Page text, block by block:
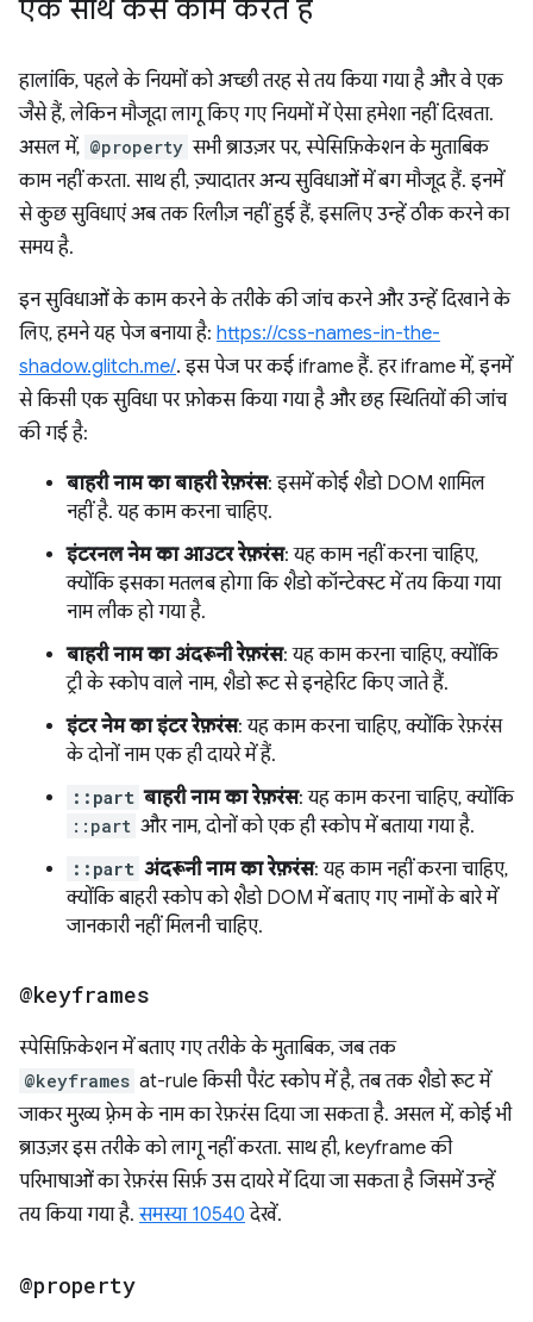
एक साथ कैसे काम करते हैं
हालांकि, पहले के नियमों को अच्छी तरह से तय किया गया है और वे एक
जैसे हैं, लेकिन मौजूदा लागू किए गए नियमों में ऐसा हमेशा नहीं दिखता.
असल में, @property सभी ब्राउज़र पर, स्पेसिफ़िकेशन के मुताबिक
काम नहीं करता. साथ ही, ज़्यादातर अन्य सुविधाओं में बग मौजूद हैं. इनमें
से कुछ सुविधाएं अब तक रिलीज़ नहीं हुई हैं, इसलिए उन्हें ठीक करने का
समय है.
इन सुविधाओं के काम करने के तरीके की जांच करने और उन्हें दिखाने के
लिए, हमने यह पेज बनाया है: https://css-names-in-the-
shadow.glitch.me/. इस पेज पर कई iframe हैं. हर iframe में, इनमें
से किसी एक सुविधा पर फ़ोकस किया गया है और छह स्थितियों की जांच
की गई है:
बाहरी नाम का बाहरी रेफ़रंस: इसमें कोई शैडो DOM शामिल
नहीं है. यह काम करना चाहिए.
इंटरनल नेम का आउटर रेफ़रंस: यह काम नहीं करना चाहिए,
क्योंकि इसका मतलब होगा कि शैडो कॉन्टेक्स्ट में तय किया गया
नाम लीक हो गया है.
बाहरी नाम का अंदरूनी रेफ़रंस: यह काम करना चाहिए, क्योंकि
ट्री के स्कोप वाले नाम, शैडो रूट से इनहेरिट किए जाते हैं.
इंटर नेम का इंटर रेफ़रंस: यह काम करना चाहिए, क्योंकि रेफ़रंस
के दोनों नाम एक ही दायरे में हैं.
::part बाहरी नाम का रेफ़रंस: यह काम करना चाहिए, क्योंकि
::part और नाम, दोनों को एक ही स्कोप में बताया गया है.
::part अंदरूनी नाम का रेफ़रंस: यह काम नहीं करना चाहिए,
क्योंकि बाहरी स्कोप को शैडो DOM में बताए गए नामों के बारे में
जानकारी नहीं मिलनी चाहिए.
@keyframes
स्पेसिफ़िकेशन में बताए गए तरीके के मुताबिक, जब तक
@keyframes at-rule किसी पैरंट स्कोप में है, तब तक शैडो रूट में
जाकर मुख्य फ़्रेम के नाम का रेफ़रंस दिया जा सकता है. असल में, कोई भी
ब्राउज़र इस तरीके को लागू नहीं करता. साथ ही, keyframe की
परिभाषाओं का रेफ़रंस सिर्फ़ उस दायरे में दिया जा सकता है जिसमें उन्हें
तय किया गया है.समस्या 10540 देखें.
@property